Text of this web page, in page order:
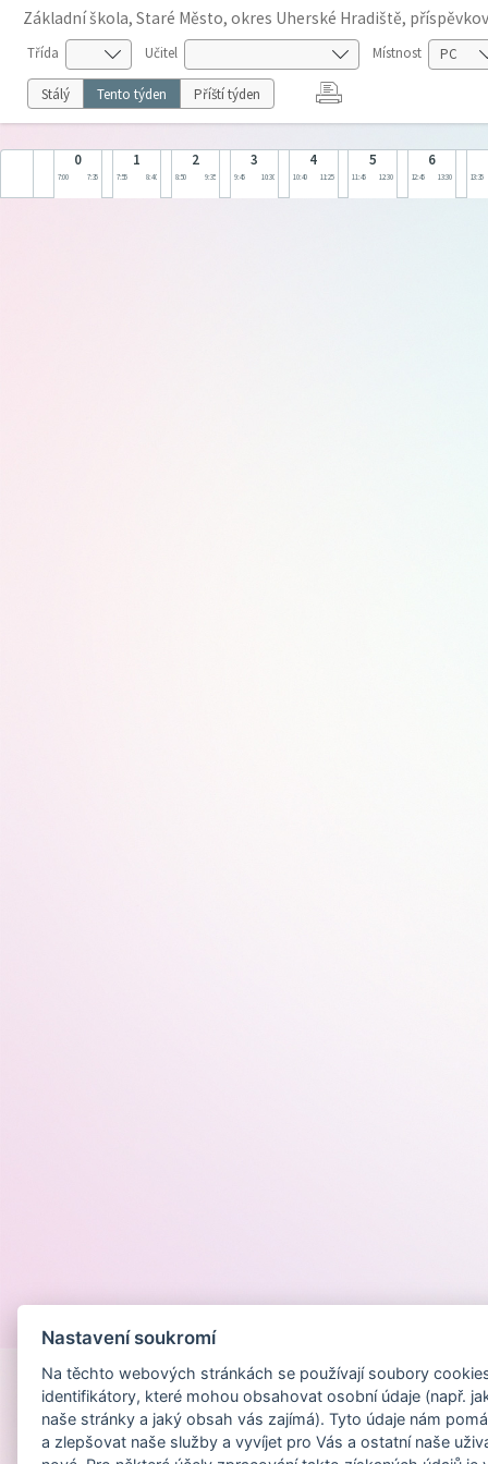
Základní škola, Staré Město, okres Uherské Hradiště,
Třída Učitel Místnost
Stálý Tento týden Příští týden
0
7:00 7:35
1
7:55 8:40
2
8:50 9:35
3
9:45 10:30
4
10:40 11:25
5
11:45 12:30
6
12:45 13:30 13:35
Nastavení soukromí
Na těchto webových stránkách se používají soubory
identifikátory, které mohou obsahovat osobní údaje (např.
naše stránky a jaký obsah vás zajímá). Tyto údaje nám
a zlepšovat naše služby a vyvíjet pro Vás a ostatní naše